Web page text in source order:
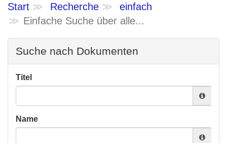
Start Recherche
einfach
Einfache Suche über alle...
Suche nach Dokumenten
Titel
Name